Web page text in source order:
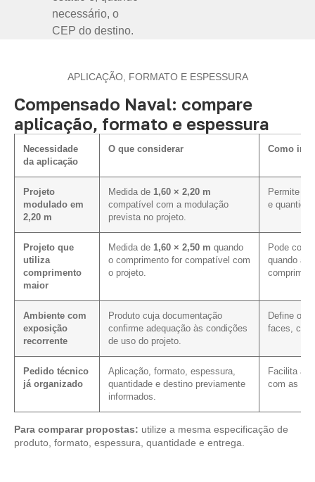
necessário, o
CEP do destino.
APLICAÇÃO, FORMATO E ESPESSURA
Compensado Naval: compare
aplicação, formato e espessura
Necessidade
da aplicação
O que considerar Como
Projeto
modulado em
2,20 m
Medida de 1,60 × 2,20 m
compatível com a modulação
prevista no projeto.
Permite
e
Projeto que
utiliza
comprimento
maior
Medida de 1,60 × 2,50 m quando
o comprimento for compatível com
o projeto.
Pode
quando a
Ambiente com
exposição
recorrente
Produto cuja documentação
confirme adequação às condições
de uso do projeto.
Define os
faces,
Pedido técnico
já organizado
Aplicação, formato, espessura,
quantidade e destino previamente
informados.
Facilita a
com as
Para comparar propostas: utilize a mesma especificação de
produto, formato, espessura, quantidade e entrega.